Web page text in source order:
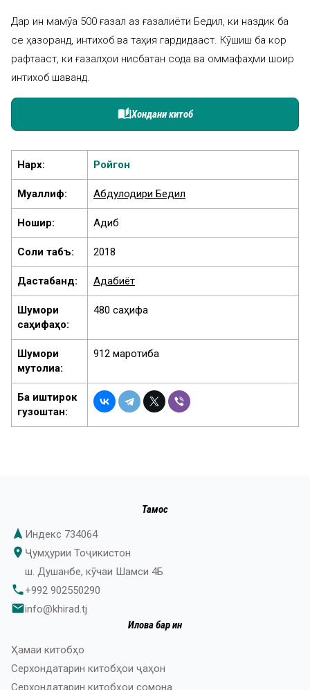
Дар ин маҷмӯа 500 ғазал аз ғазалиёти Бедил, ки наздик ба
се ҳазоранд, интихоб ва таҳия гардидааст. Кӯшиш ба кор
рафтааст, ки ғазалҳои нисбатан сода ва оммафаҳми шоир
интихоб шаванд.
auto_storiesХондани китоб
Нарх: Ройгон
Муаллиф: Абдулқодири Бедил
Ношир: Адиб
Соли табъ: 2018
Дастабандӣ: Адабиёт
Шумори
саҳифаҳо:
480 саҳифа
Шумори
мутолиа:
912 маротиба
Ба иштирок
гузоштан:
Илова бар ин
Ҳамаи китобҳо
Серхондатарин китобҳои ҷаҳон
Серхондатарин китобҳои сомона
Тамос
navigation Индекс 734064
place Ҷумҳурии Тоҷикистон
ш. Душанбе, кӯчаи Шамси 4Б
phone+992 902550290
emailinfo@khirad.tj